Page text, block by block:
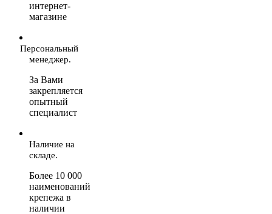
интернет-
магазине
Персональный
менеджер.
За Вами
закрепляется
опытный
специалист
Наличие на
складе.
Более 10 000
наименований
крепежа в
наличии